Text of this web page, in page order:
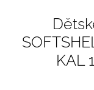
KAL